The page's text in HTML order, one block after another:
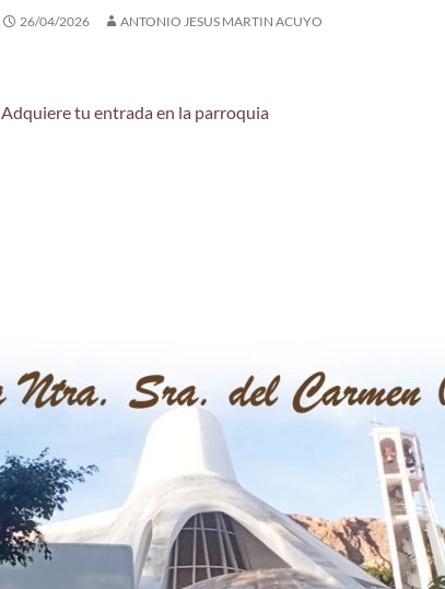
26/04/2026 ANTONIO JESUS MARTIN ACUYO
Adquiere tu entrada en la parroquia